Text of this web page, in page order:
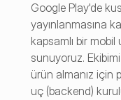
Google Play'de
yayınlanmasına
kapsamlı bir
sunuyoruz.
ürün almanız için
uç (backend)